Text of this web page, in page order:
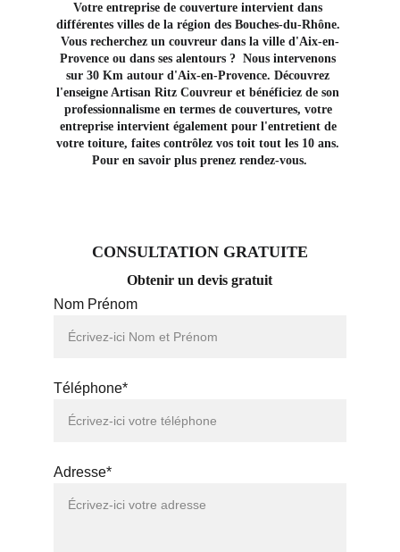
Nom Prénom
Téléphone*
Adresse*
Votre entreprise de couverture intervient dans
différentes villes de la région des Bouches-du-Rhône.
Vous recherchez un couvreur dans la ville d'Aix-en-
Provence ou dans ses alentours ?  Nous intervenons
sur 30 Km autour d'Aix-en-Provence. Découvrez
l'enseigne Artisan Ritz Couvreur et bénéficiez de son
professionnalisme en termes de couvertures, votre
entreprise intervient également pour l'entretient de
votre toiture, faites contrôlez vos toit tout les 10 ans.
Pour en savoir plus prenez rendez-vous.
CONSULTATION GRATUITE
Obtenir un devis gratuit